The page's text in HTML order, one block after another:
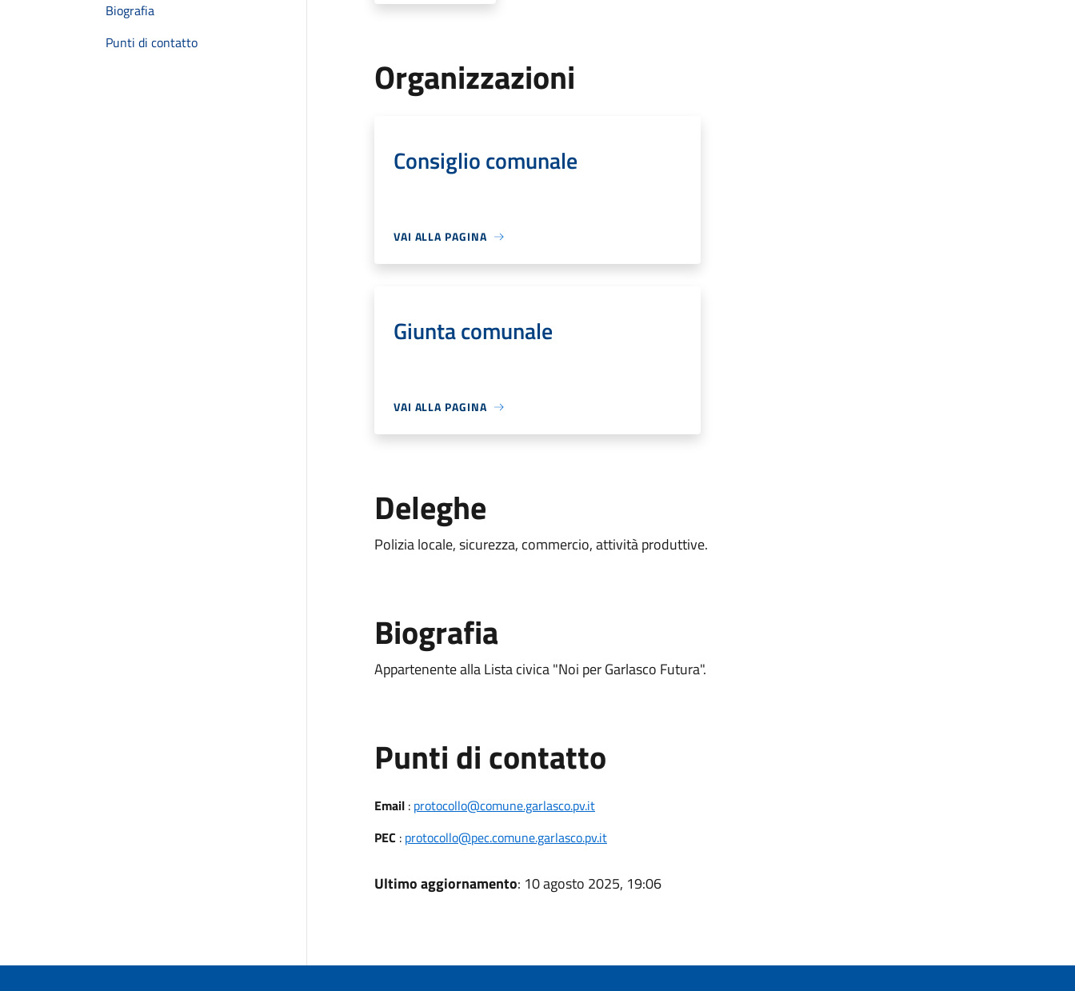
Biografia
Punti di contatto
Organizzazioni
Consiglio comunale
VAI ALLA PAGINA
Giunta comunale
VAI ALLA PAGINA
Deleghe
Polizia locale, sicurezza, commercio, attività produttive.
Biografia
Appartenente alla Lista civica "Noi per Garlasco Futura".
Punti di contatto
Email: protocollo@comune.garlasco.pv.it
PEC : protocollo@pec.comune.garlasco.pv.it
Ultimo aggiornamento: 10 agosto 2025, 19:06